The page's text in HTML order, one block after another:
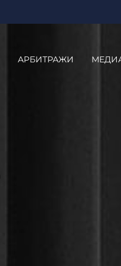
АРБИТРАЖИ